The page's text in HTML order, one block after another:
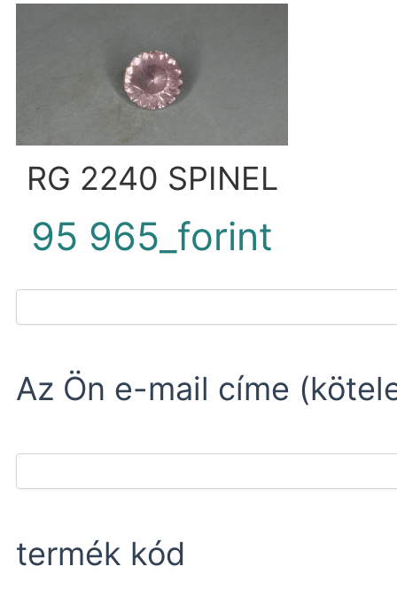
RG 2240 SPINEL
95 965_forint
Az Ön e-mail címe
termék kód